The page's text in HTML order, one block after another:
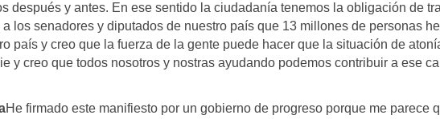
después y antes. En ese sentido la ciudadanía tenemos la obligación de
los senadores y diputados de nuestro país que 13 millones de personas
país y creo que la fuerza de la gente puede hacer que la situación de
y creo que todos nosotros y nostras ayudando podemos contribuir a ese
He firmado este manifiesto por un gobierno de progreso porque me parece